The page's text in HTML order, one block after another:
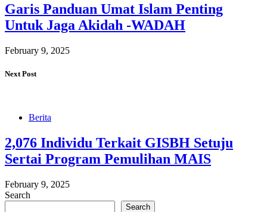
Garis Panduan Umat Islam Penting
Untuk Jaga Akidah -WADAH
February 9, 2025
Next Post
Berita
2,076 Individu Terkait GISBH Setuju
Sertai Program Pemulihan MAIS
February 9, 2025
Search
Search